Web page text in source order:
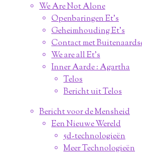
We Are Not Alone
Openbaringen Et's
Geheimhouding Et's
Contact met
We are all Et's
Inner Aarde : Agartha
Telos
Bericht uit Telos
Bericht voor de Mensheid
Een Nieuwe Wereld
5d-technologieën
Meer Technologieën